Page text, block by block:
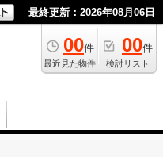
最終更新：2026年08月06日
00件
最近見た物件
00件
検討リスト